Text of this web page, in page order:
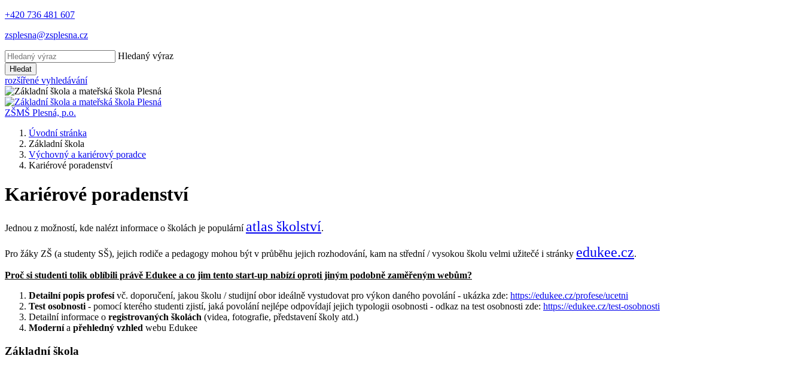
+420 736 481 607
zsplesna@zsplesna.cz
Hledaný výraz
Hledat
rozšířené vyhledávání
ZŠMŠ Plesná, p.o.
Úvodní stránka
Základní škola
Výchovný a kariérový poradce
Kariérové poradenství
Kariérové poradenství
Jednou z možností, kde nalézt informace o školách je populárníatlas školství.
Pro žáky ZŠ (a studenty SŠ), jejich rodiče a pedagogy mohou být v průběhu jejich rozhodování, kam na střední / vysokou školu velmi užitečé i stránky edukee.cz.
Proč si studenti tolik oblíbili právě Edukee a co jim tento start-up nabízí oproti jiným podobně zaměřeným webům?
Detailní popis profesívč. doporučení, jakou školu / studijní obor ideálně vystudovat pro výkon daného povolání - ukázka zde: https://edukee.cz/profese/ucetni
Test osobnosti - pomocí kterého studenti zjistí, jaká povolání nejlépe odpovídají jejich typologii osobnosti - odkaz na test osobnosti zde: https://edukee.cz/test-osobnosti
Detailní informace o registrovaných školách (videa, fotografie, představení školy atd.)
Modernía přehledný vzhled webu Edukee
Základní škola